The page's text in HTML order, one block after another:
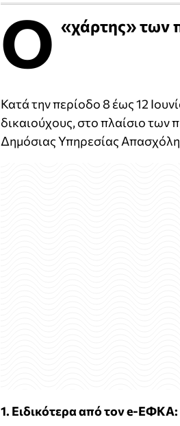
Ο «χάρτης»
Κατά την περίοδο 8 έως 12
δικαιούχους, στο πλαίσιο
Δημόσιας Υπηρεσίας
1. Ειδικότερα από τον e-ΕΦΚΑ: